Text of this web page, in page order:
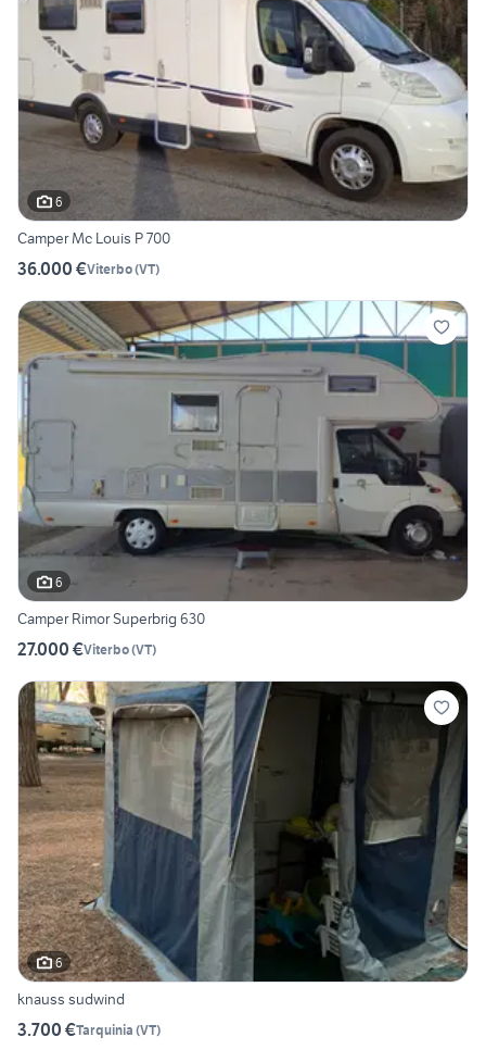
6
Camper Mc Louis P 700
36.000 €Viterbo(VT)
6
Camper Rimor Superbrig 630
27.000 €Viterbo(VT)
6
knauss sudwind
3.700 €Tarquinia (VT)